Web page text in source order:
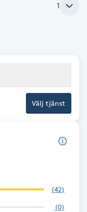
1
Välj tjänst
(42)
(0)